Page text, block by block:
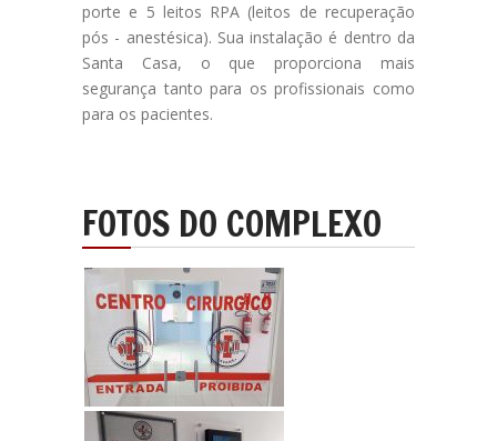
porte e 5 leitos RPA (leitos de recuperação
pós - anestésica). Sua instalação é dentro da
Santa Casa, o que proporciona mais
segurança tanto para os profissionais como
para os pacientes.
FOTOS DO COMPLEXO